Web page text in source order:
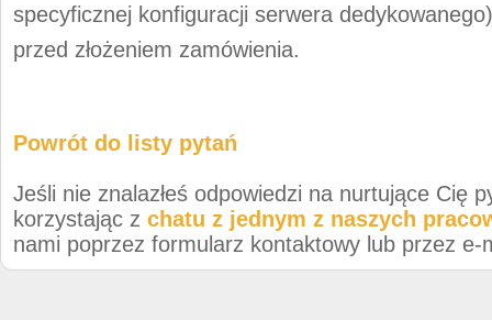
specyficznej konfiguracji serwera
przed złożeniem zamówienia.
Powrót do listy pytań
Jeśli nie znalazłeś odpowiedzi na nurtujące Cię
korzystając z chatu z jednym z naszych
nami poprzez formularz kontaktowy lub przez